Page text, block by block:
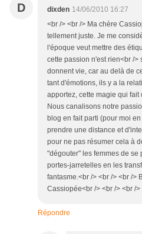
D dixden 14/06/2010 16:27
<br /> <br /> Ma chère
tellement juste. Je me
l'époque veut mettre des
cette passion n'est rien<br /
donnent vie, car au delà de
tant d'émotions, ils y a la
apportez, cette magie qui
Nous canalisons notre
blog en fait parti (pour moi
prendre une distance et
pour ne pas résumer cela à
"dégouter" les femmes de
portes-jarretelles en les
fantasme.<br /> <br /> <br />
Cassiopée<br /> <br /> <br />
Répondre